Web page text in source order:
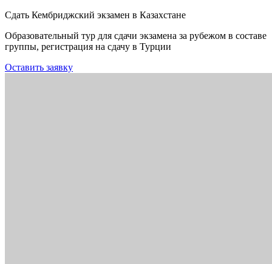
Сдать Кембриджский экзамен в Казахстане
Образовательный тур для сдачи экзамена за рубежом в составе
группы, регистрация на сдачу в Турции
Оставить заявку